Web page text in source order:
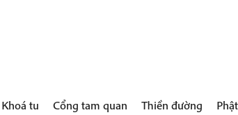
Khoá tu Cổng tam quan Thiền đường